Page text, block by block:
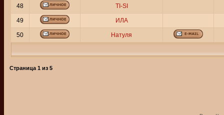
48 TI-SI
49 ИЛА
50 Натуля
Страница 1 из 5